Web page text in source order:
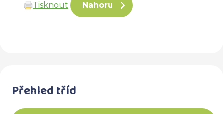
Tisknout Nahoru
Přehled tříd